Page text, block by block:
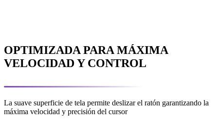
OPTIMIZADA PARA MÁXIMA
VELOCIDAD Y CONTROL
La suave superficie de tela permite deslizar el ratón garantizando la
máxima velocidad y precisión del cursor